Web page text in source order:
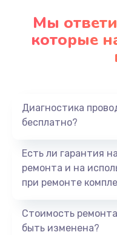
Мы
которые
Диагностика
бесплатно?
Есть ли гарантия
ремонта и на
при ремонте
Стоимость
быть изменена?